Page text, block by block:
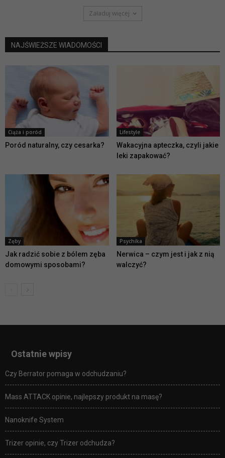
Załaduj więcej
NAJŚWIEŻSZE WIADOMOŚCI
Ciąża i poród
Poród naturalny, czy cesarka?
Lifestyle
Wakacyjna apteczka, czyli jakie
leki zapakować?
Zęby
Jak radzić sobie z bólem zęba
domowymi sposobami?
Psychika
Nerwica – czym jest i jak z nią
walczyć?
Ostatnie wpisy
Czy Berrator pomaga w odchudzaniu?
Mass ATTACK opinie, najlepszy produkt na masę?
Nanoknife System
Trizer opinie, czy Trizer odchudza?